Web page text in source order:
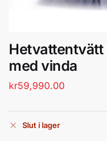
Hetvattentvätt
med vinda
kr59,990.00
Slut i lager